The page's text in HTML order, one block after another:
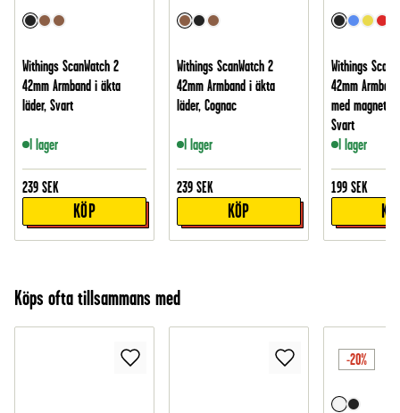
Withings ScanWatch 2
42mm Armband i äkta
läder, Svart
I lager
239 SEK
KÖP
Withings ScanWatch 2
42mm Armband i äkta
läder, Cognac
I lager
239 SEK
KÖP
Withings
42mm
med
Svart
I lager
199 SEK
Köps ofta tillsammans med
-20%